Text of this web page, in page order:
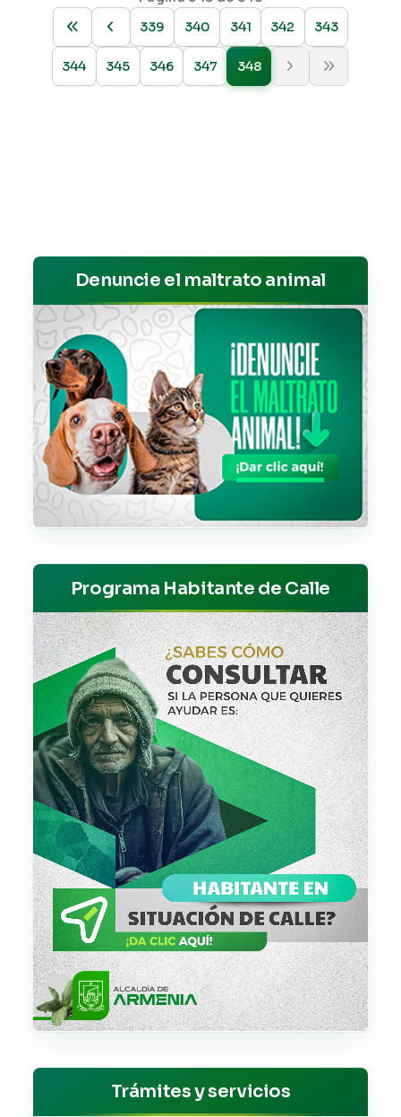
339
340 341 342 343
344 345 346 347 348
Denuncie el maltrato animal
Programa Habitante de Calle
Trámites y servicios